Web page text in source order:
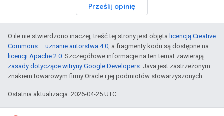
Prześlij opinię
O ile nie stwierdzono inaczej, treść tej strony jest objęta licencją Creative
Commons – uznanie autorstwa 4.0, a fragmenty kodu są dostępne na
licencji Apache 2.0. Szczegółowe informacje na ten temat zawierają
zasady dotyczące witryny Google Developers. Java jest zastrzeżonym
znakiem towarowym firmy Oracle i jej podmiotów stowarzyszonych.
Ostatnia aktualizacja: 2026-04-25 UTC.